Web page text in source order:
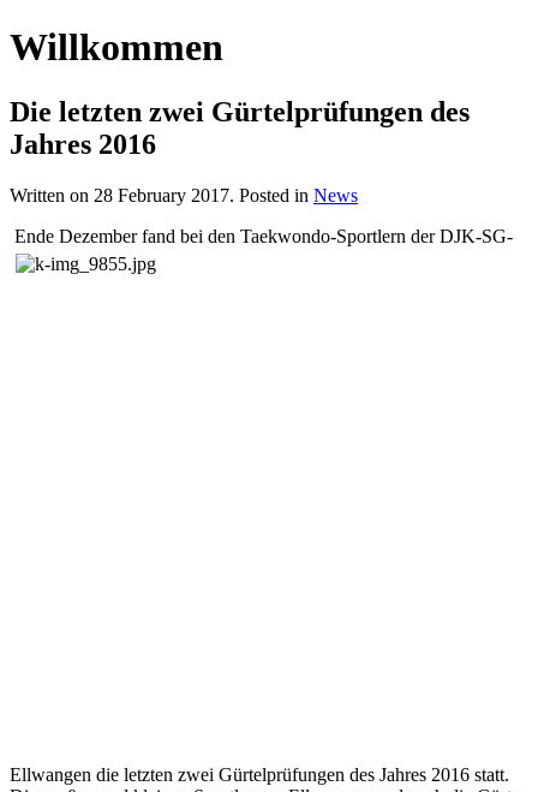
Willkommen
Die letzten zwei Gürtelprüfungen des
Jahres 2016
Written on 28 February 2017. Posted in News
Ende Dezember fand bei den Taekwondo-Sportlern der DJK-SG-
Ellwangen die letzten zwei Gürtelprüfungen des Jahres 2016 statt.